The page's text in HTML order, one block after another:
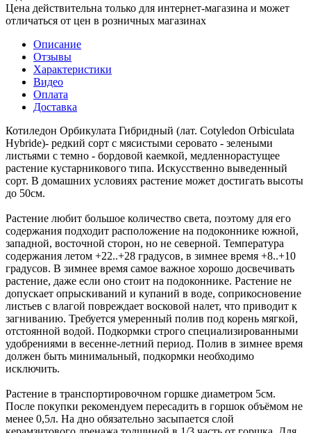
Цена действительна только для интернет-магазина и может
отличаться от цен в розничных магазинах
Описание
Отзывы
Характеристики
Видео
Оплата
Доставка
Котиледон Орбикулата Гибридный (лат. Cotyledon Orbiculata
Hybride)- редкий сорт с мясистыми серовато - зелеными
листьями с темно - бордовой каемкой, медленнорастущее
растение кустарникового типа. Искусственно выведенный
сорт. В домашних условиях растение может достигать высоты
до 50см.
Растение любит большое количество света, поэтому для его
содержания подходит расположение на подоконнике южной,
западной, восточной сторон, но не северной. Температура
содержания летом +22..+28 градусов, в зимнее время +8..+10
градусов. В зимнее время самое важное хорошо досвечивать
растение, даже если оно стоит на подоконнике. Растение не
допускает опрыскиваний и купаний в воде, соприкосновение
листьев с влагой повреждает восковой налет, что приводит к
загниванию. Требуется умеренный полив под корень мягкой,
отстоянной водой. Подкормки строго специализированными
удобрениями в весенне-летний период. Полив в зимнее время
должен быть минимальный, подкормки необходимо
исключить.
Растение в транспортировочном горшке диаметром 5см.
После покупки рекомендуем пересадить в горшок объёмом не
менее 0,5л. На дно обязательно засыпается слой